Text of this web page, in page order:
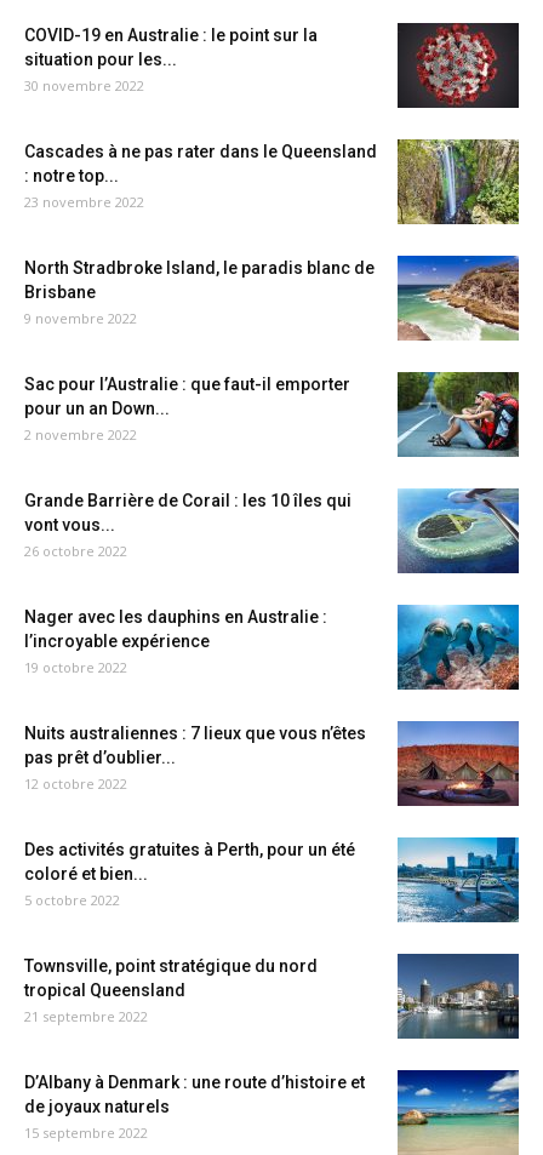
COVID-19 en Australie : le point sur la
situation pour les...
30 novembre 2022
Cascades à ne pas rater dans le Queensland
: notre top...
23 novembre 2022
North Stradbroke Island, le paradis blanc de
Brisbane
9 novembre 2022
Sac pour l’Australie : que faut-il emporter
pour un an Down...
2 novembre 2022
Grande Barrière de Corail : les 10 îles qui
vont vous...
26 octobre 2022
Nager avec les dauphins en Australie :
l’incroyable expérience
19 octobre 2022
Nuits australiennes : 7 lieux que vous n’êtes
pas prêt d’oublier...
12 octobre 2022
Des activités gratuites à Perth, pour un été
coloré et bien...
5 octobre 2022
Townsville, point stratégique du nord
tropical Queensland
21 septembre 2022
D’Albany à Denmark : une route d’histoire et
de joyaux naturels
15 septembre 2022